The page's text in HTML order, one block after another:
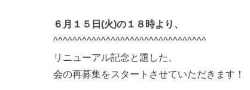
６月１５日(火)の１８時より、
^^^^^^^^^^^^^^^^^^^^^^^^^^^^^^^^
リニューアル記念と題した、
会の再募集をスタートさせていただきます！